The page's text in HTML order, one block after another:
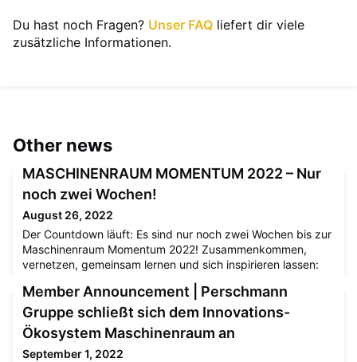
Du hast noch Fragen? Unser FAQ liefert dir viele
zusätzliche Informationen.
Other news
MASCHINENRAUM MOMENTUM 2022 – Nur
noch zwei Wochen!
August 26, 2022
Der Countdown läuft: Es sind nur noch zwei Wochen bis zur
Maschinenraum Momentum 2022! Zusammenkommen,
vernetzen, gemeinsam lernen und sich inspirieren lassen:
Darum geht es bei der Maschinenraum Momentum 2022 am
8. September in Berlin – der ersten Konferenz vom
Mittelstand für den Mittelstand. Zu diesem besonderen Tag
laden wir euch – unsere Mitgliedsunternehmen – ganz
herzlich ein.In unseren Dee
Member Announcement | Perschmann
Gruppe schließt sich dem Innovations-
Ökosystem Maschinenraum an
September 1, 2022